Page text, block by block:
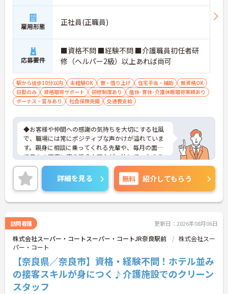
雇用形態 正社員(正職員)
応募要件
■資格不問 ■経験不問 ■介護職員初任者研
修（ヘルパー2級）以上あれば尚可
駅から徒歩10分以内 未経験OK 寮・借り上げ 住宅手当・補助
無資格OK
日勤のみ
資格取得サポート 研修制度あり
産休･育休･介護休暇取得実績あり
ボーナス・賞与あり
社会保険完備 交通費支給
◆お客様や仲間への感謝の気持ちを大切にする社風
で、職場には常にポジティブな声かけが溢れていま
す。親身に相談に乗ってくれる先輩や、毎月の面談
で日々の不安に寄り添う上司など、決して一人きり
にさせないフォロー体制が万全。心理的安全性が高
く、中途入社でも自然と馴染める職場です。
◆無資格からでもプロフェッショナルを目指せる
「資格取得支援制度」を完備しています。初任者研
修から国家資格である介護福祉士まで、現場での実
けて資格取得に挑戦できます。
◆法人独自の介護技術認定制度「ケアマイスター」
により、身につけたスキルを5段階でしっかり評価
し手当で還元。さらに「目標管理シート」を用いた
月1回の上司との面談があり、一人ひとりの不安や
目標に寄り添う手厚いフォロー体制が整っていま
す。
詳細を見る 無料 紹介してもらう
訪問看護 更新日：2026年08月06日
株式会社スーパー・コートスーパー・コートJR奈良駅前
株式会社スー
パー・コート
【奈良県／奈良市】資格・経験不問！ホテル並み
の接客スキルが身につく♪介護施設でのクリーン
スタッフ